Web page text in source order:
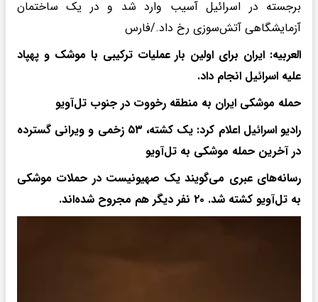
برجسته در اسرائیل آسیب وارد شد و در یک ساختمان
آزمایشگاهی آتش‌سوزی رخ داد./فارس
العربیه: ایران برای اولین بار عملیات ترکیبی با موشک و پهپاد
علیه اسرائیل انجام داد.
حمله موشکی ایران به منطقه رخووت در جنوب تل‌آویو
رادیو اسرائیل اعلام کرد: یک کشته، ۵۳ زخمی و ویرانی گسترده
در آخرین حمله موشکی به تل‌آویو
رسانه‌های عبری می‌گویند یک صهیونیست در حملات موشکی
به تل‌آویو کشته شد. ۲۰ نفر دیگر هم مجروح شده‌اند.